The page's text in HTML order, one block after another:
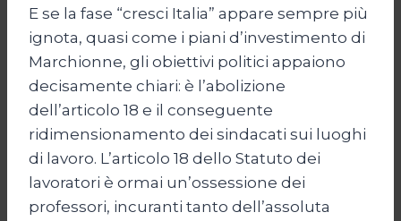
E se la fase “cresci Italia” appare sempre più
ignota, quasi come i piani d’investimento di
Marchionne, gli obiettivi politici appaiono
decisamente chiari: è l’abolizione
dell’articolo 18 e il conseguente
ridimensionamento dei sindacati sui luoghi
di lavoro. L’articolo 18 dello Statuto dei
lavoratori è ormai un’ossessione dei
professori, incuranti tanto dell’assoluta